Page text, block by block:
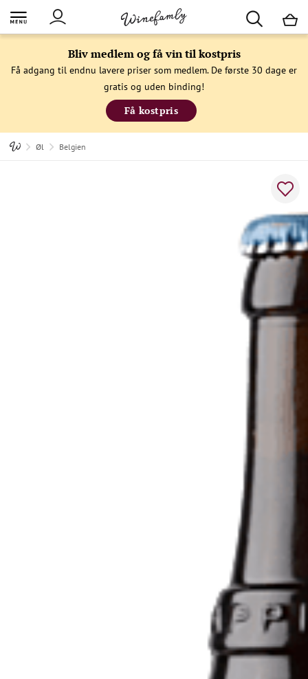
Bliv medlem og få vin til kostpris
Få adgang til endnu lavere priser som medlem. De første 30 dage er
gratis og uden binding!
Få kostpris
Øl Belgien